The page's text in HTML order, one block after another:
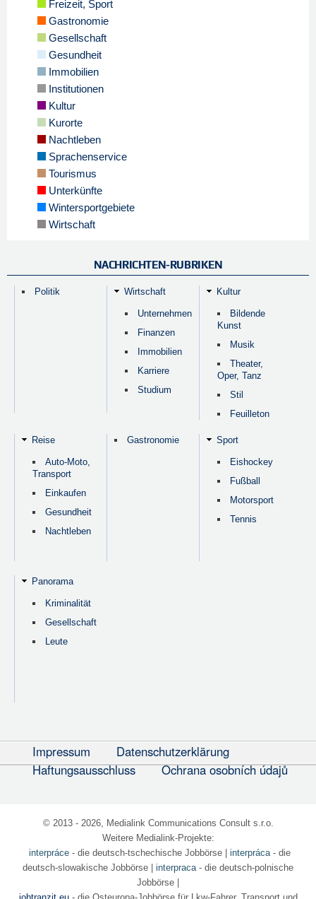
Freizeit, Sport
Gastronomie
Gesellschaft
Gesundheit
Immobilien
Institutionen
Kultur
Kurorte
Nachtleben
Sprachenservice
Tourismus
Unterkünfte
Wintersportgebiete
Wirtschaft
NACHRICHTEN-RUBRIKEN
Politik Wirtschaft
Unternehmen
Finanzen
Immobilien
Karriere
Studium
Kultur
Bildende
Kunst
Musik
Theater,
Oper, Tanz
Stil
Feuilleton
Reise
Auto-Moto,
Transport
Einkaufen
Gesundheit
Nachtleben
Gastronomie Sport
Eishockey
Fußball
Motorsport
Tennis
Panorama
Kriminalität
Gesellschaft
Leute
Impressum
Datenschutzerklärung
Haftungsausschluss
Ochrana osobních údajů
© 2013 - 2026, Medialink Communications Consult s.r.o.
Weitere Medialink-Projekte:
interpráce- die deutsch-tschechische Jobbörse| interpráca- die
deutsch-slowakische Jobbörse | interpraca - die deutsch-polnische
Jobbörse |